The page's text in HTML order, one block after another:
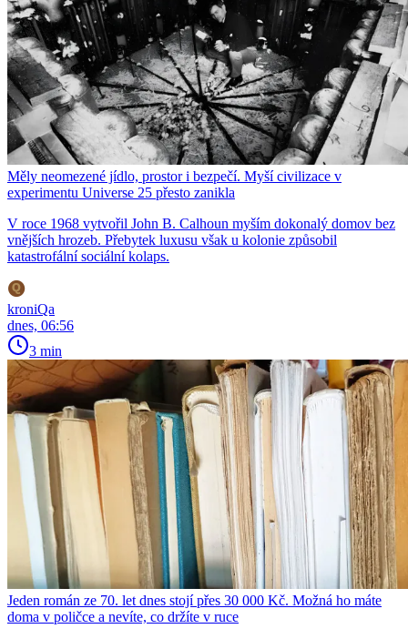
Měly neomezené jídlo, prostor i bezpečí. Myší civilizace v
experimentu Universe 25 přesto zanikla
V roce 1968 vytvořil John B. Calhoun myším dokonalý domov bez
vnějších hrozeb. Přebytek luxusu však u kolonie způsobil
katastrofální sociální kolaps.
kroniQa
dnes, 06:56
3 min
Jeden román ze 70. let dnes stojí přes 30 000 Kč. Možná ho máte
doma v poličce a nevíte, co držíte v ruce